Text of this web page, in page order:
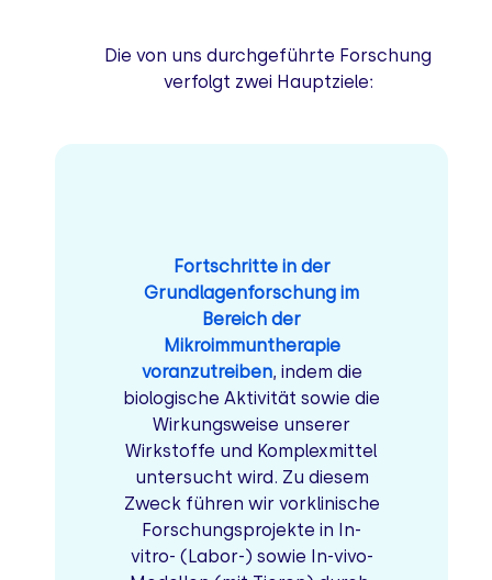
Die von uns durchgeführte Forschung
verfolgt zwei Hauptziele:
Fortschritte in der
Grundlagenforschung im
Bereich der
Mikroimmuntherapie
voranzutreiben, indem die
biologische Aktivität sowie die
Wirkungsweise unserer
Wirkstoffe und Komplexmittel
untersucht wird. Zu diesem
Zweck führen wir vorklinische
Forschungsprojekte in In-
vitro- (Labor-) sowie In-vivo-